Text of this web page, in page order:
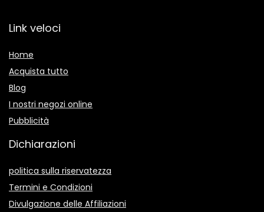
Link veloci
Home
Acquista tutto
Blog
I nostri negozi online
Pubblicità
Dichiarazioni
politica sulla riservatezza
Termini e Condizioni
Divulgazione delle Affiliazioni